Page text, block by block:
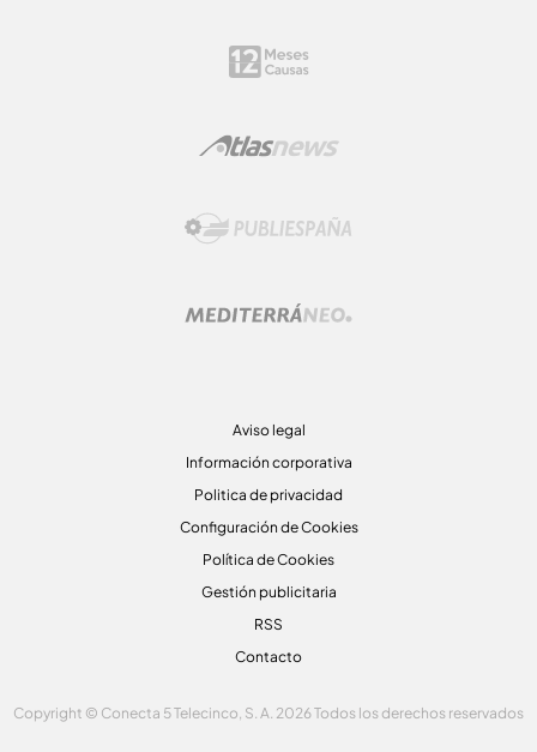
Aviso legal
Información corporativa
Politica de privacidad
Configuración de Cookies
Política de Cookies
Gestión publicitaria
RSS
Contacto
Copyright © Conecta 5 Telecinco, S. A. 2026 Todos los derechos reservados